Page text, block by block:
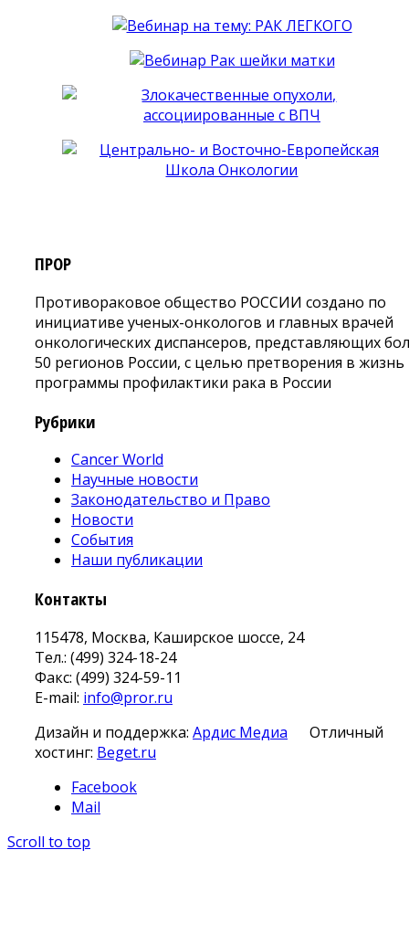
ПРОР
Противораковое общество РОССИИ создано по
инициативе ученых-онкологов и главных врачей
онкологических диспансеров, представляющих
50 регионов России, с целью претворения в жизнь
программы профилактики рака в России
Рубрики
Cancer World
Научные новости
Законодательство и Право
Новости
События
Наши публикации
Контакты
115478, Москва, Каширское шоссе, 24
Тел.: (499) 324-18-24
Факс: (499) 324-59-11
E-mail: info@pror.ru
Дизайн и поддержка: Ардис Медиа
Отличный
хостинг: Beget.ru
Facebook
Mail
Scroll to top